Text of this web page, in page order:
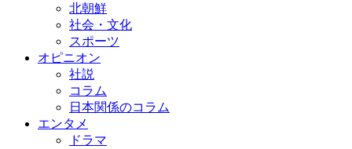
北朝鮮
社会・文化
スポーツ
オピニオン
社説
コラム
日本関係のコラム
エンタメ
ドラマ